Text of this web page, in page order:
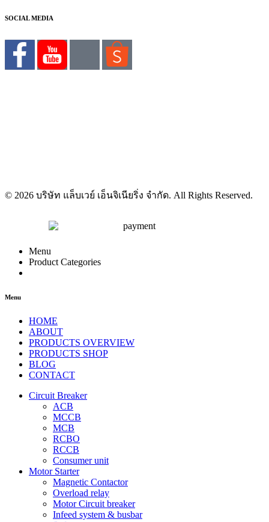
SOCIAL MEDIA
© 2026 บริษัท แล็บเวย์ เอ็นจิเนียริ่ง จำกัด. All Rights Reserved.
Menu
Product Categories
Menu
HOME
ABOUT
PRODUCTS OVERVIEW
PRODUCTS SHOP
BLOG
CONTACT
Circuit Breaker
ACB
MCCB
MCB
RCBO
RCCB
Consumer unit
Motor Starter
Magnetic Contactor
Overload relay
Motor Circuit breaker
Infeed system & busbar